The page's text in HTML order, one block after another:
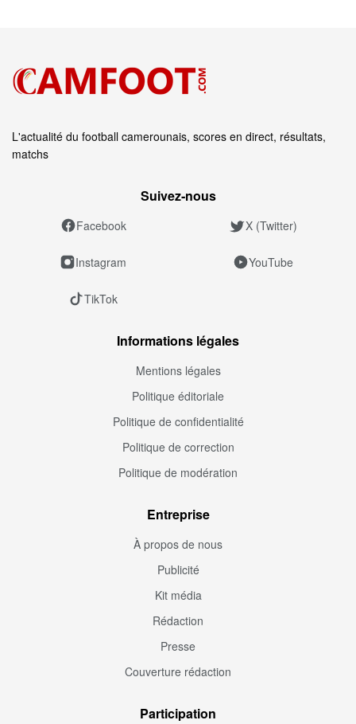
L'actualité du football camerounais, scores en direct, résultats,
matchs
Suivez‑nous
Facebook X (Twitter)
Instagram YouTube
TikTok
Informations légales
Mentions légales
Politique éditoriale
Politique de confidentialité
Politique de correction
Politique de modération
Entreprise
À propos de nous
Publicité
Kit média
Rédaction
Presse
Couverture rédaction
Participation